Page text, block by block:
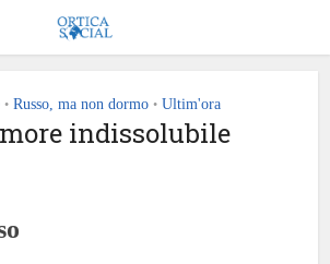
• Russo, ma non dormo • Ultim'ora
indissolubile